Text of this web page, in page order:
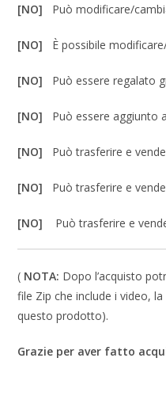
[NO] Può modificare/
[NO] È possibile
[NO] Può essere regalato
[NO] Può essere aggiunto
[NO] Può trasferire e
[NO] Può trasferire e
[NO] Può trasferire e
( NOTA: Dopo l’acquisto
file Zip che include i video,
questo prodotto).
Grazie per aver fatto